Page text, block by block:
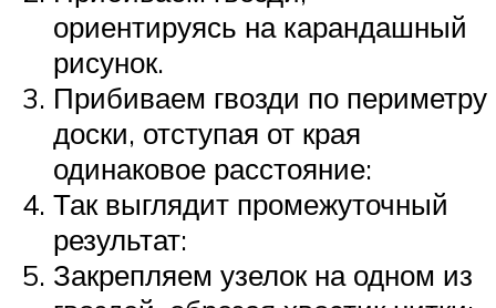
ориентируясь на карандашный
рисунок.
Прибиваем гвозди по периметру
доски, отступая от края
одинаковое расстояние:
Так выглядит промежуточный
результат:
Закрепляем узелок на одном из